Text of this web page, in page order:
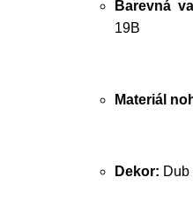
Barevná
19B
Materiál
Dekor: Dub